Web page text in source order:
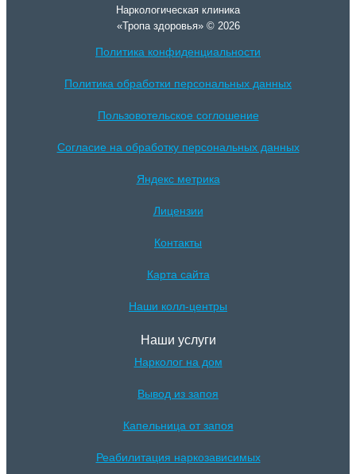
Наркологическая клиника
«Тропа здоровья» © 2026
Политика конфиденциальности
Политика обработки персональных данных
Пользовотельское соглошение
Согласие на обработку персональных данных
Яндекс метрика
Лицензии
Контакты
Карта сайта
Наши колл-центры
Наши услуги
Нарколог на дом
Вывод из запоя
Капельница от запоя
Реабилитация наркозависимых